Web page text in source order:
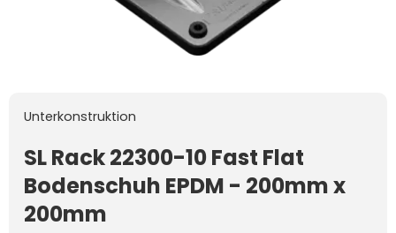
Unterkonstruktion
SL Rack 22300-10 Fast Flat
Bodenschuh EPDM - 200mm x
200mm